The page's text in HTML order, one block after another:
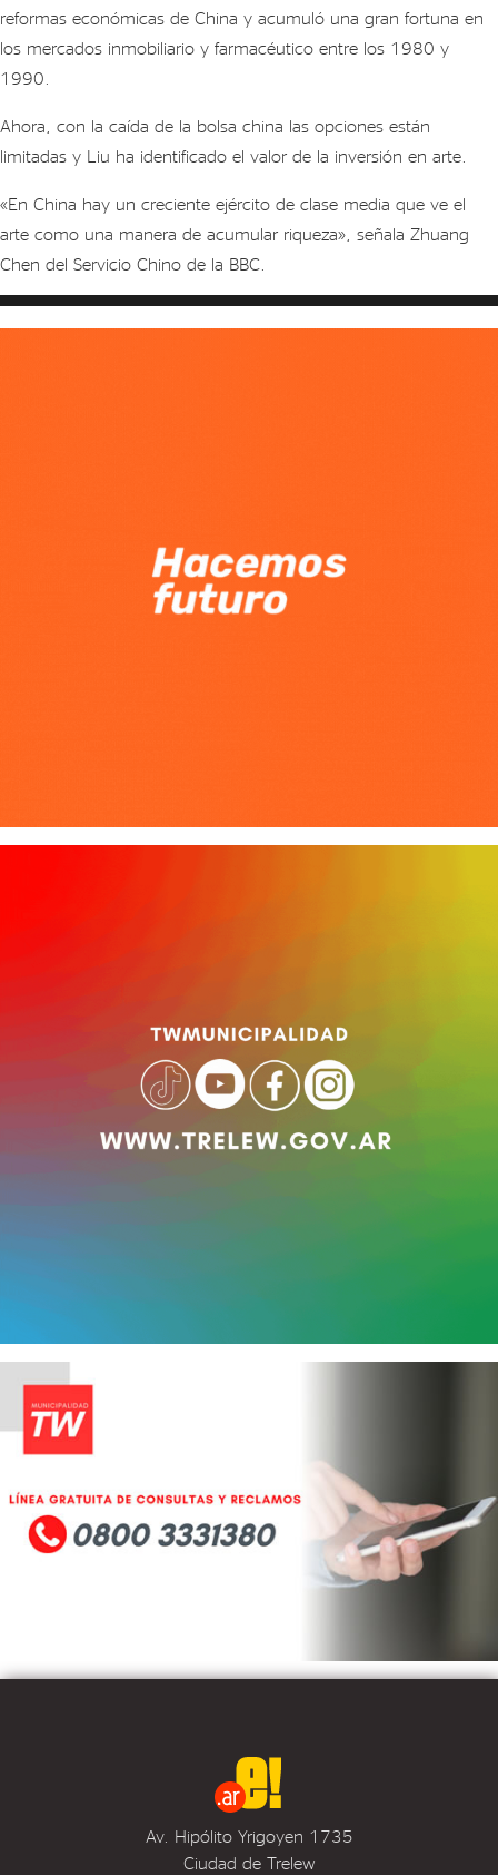
reformas económicas de China y acumuló una gran fortuna en
los mercados inmobiliario y farmacéutico entre los 1980 y
1990.
Ahora, con la caída de la bolsa china las opciones están
limitadas y Liu ha identificado el valor de la inversión en arte.
«En China hay un creciente ejército de clase media que ve el
arte como una manera de acumular riqueza», señala Zhuang
Chen del Servicio Chino de la BBC.
Av. Hipólito Yrigoyen 1735
Ciudad de Trelew